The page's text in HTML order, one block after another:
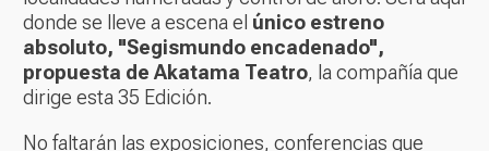
donde se lleve a escena el único estreno
absoluto, "Segismundo encadenado",
propuesta de Akatama Teatro, la compañía que
dirige esta 35 Edición.
No faltarán las exposiciones, conferencias que